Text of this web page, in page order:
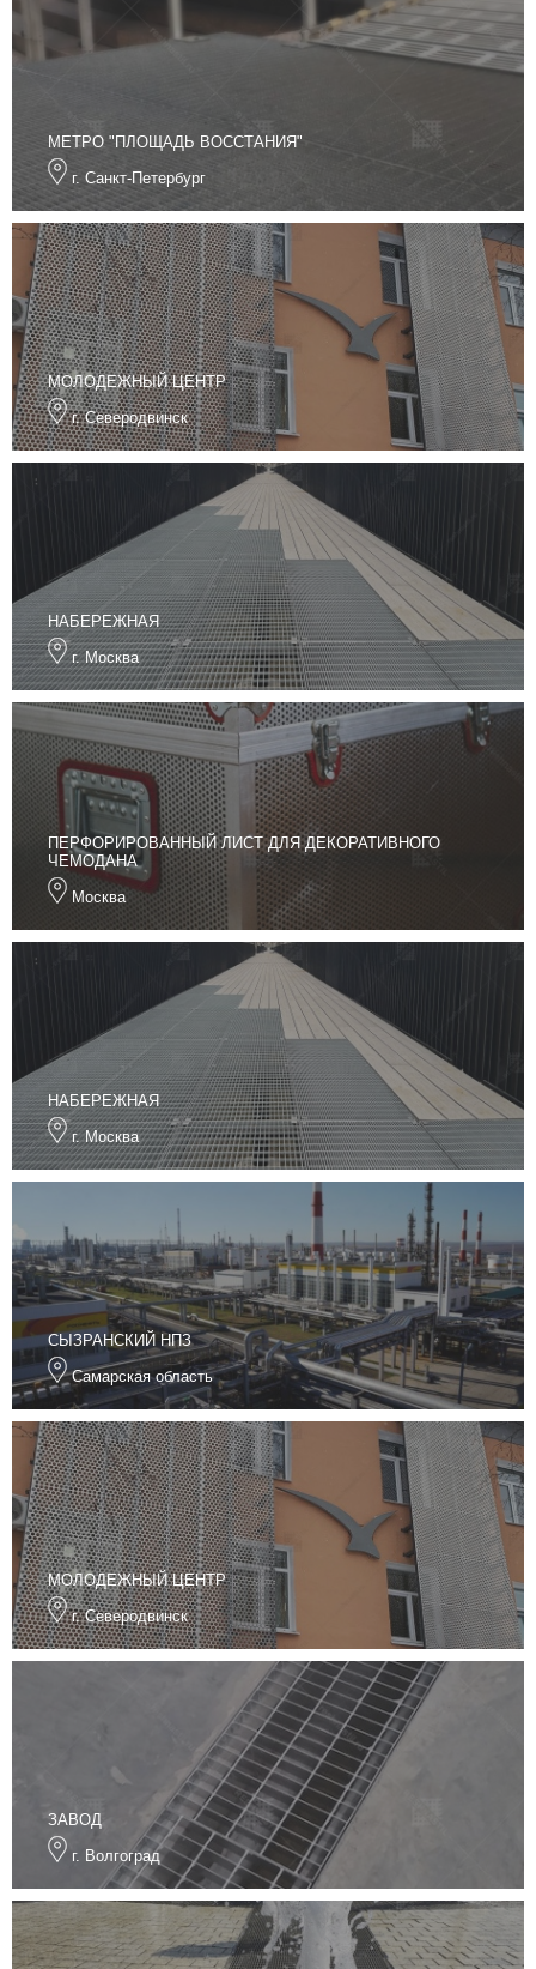
МЕТРО "ПЛОЩАДЬ ВОССТАНИЯ"
г. Санкт-Петербург
МОЛОДЕЖНЫЙ ЦЕНТР
г. Северодвинск
НАБЕРЕЖНАЯ
г. Москва
ПЕРФОРИРОВАННЫЙ ЛИСТ ДЛЯ ДЕКОРАТИВНОГО
ЧЕМОДАНА
Москва
НАБЕРЕЖНАЯ
г. Москва
СЫЗРАНСКИЙ НПЗ
Самарская область
МОЛОДЕЖНЫЙ ЦЕНТР
г. Северодвинск
ЗАВОД
г. Волгоград